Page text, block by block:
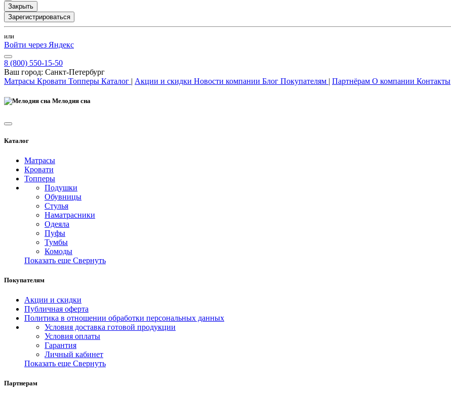
Закрыть
Зарегистрироваться
или
Войти через Яндекс
8 (800) 550-15-50
Ваш город: Санкт-Петербург
Матрасы Кровати Топперы Каталог | Акции и скидки Новости компании Блог Покупателям | Партнёрам О компании Контакты
Мелодия сна
Каталог
Матрасы
Кровати
Топперы
Подушки
Обувницы
Стулья
Наматрасники
Одеяла
Пуфы
Тумбы
Комоды
Показать еще Свернуть
Покупателям
Акции и скидки
Публичная оферта
Политика в отношении обработки персональных данных
Условия доставка готовой продукции
Условия оплаты
Гарантия
Личный кабинет
Показать еще Свернуть
Партнерам